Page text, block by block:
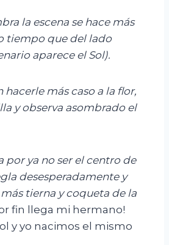
la escena se hace más
tiempo que del lado
aparece el Sol).
hacerle más caso a la flor,
y observa asombrado el
por ya no ser el centro de
desesperadamente y
tierna y coqueta de la
fin llega mi hermano!
y yo nacimos el mismo